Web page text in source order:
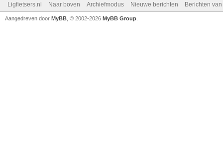
Ligfietsers.nl Naar boven Archiefmodus Nieuwe berichten Berichten
Aangedreven door MyBB , © 2002-2026 MyBB Group